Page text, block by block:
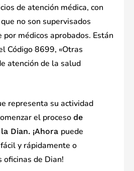
de atención médica, con
no son supervisados
médicos aprobados. Están
Código 8699, «Otras
atención de la salud
representa su actividad
el proceso de
Dian. ¡Ahora puede
y rápidamente o
de Dian!